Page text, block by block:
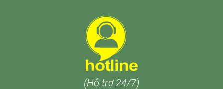
(Hỗ trợ 24/7)